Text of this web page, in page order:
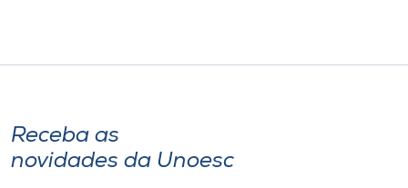
Receba as
novidades da Unoesc